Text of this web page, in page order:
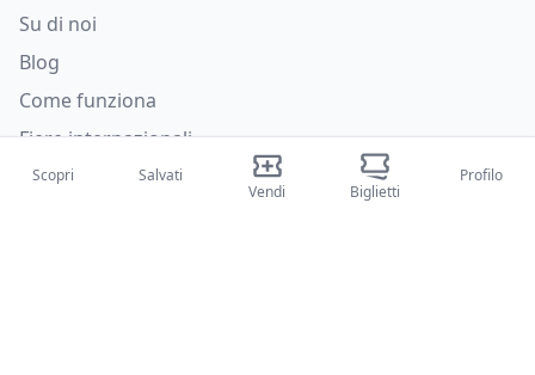
Su di noi
Blog
Come funziona
Fiere internazionali
Creator Program
Scopri
Salvati
Vendi
Biglietti
Profilo